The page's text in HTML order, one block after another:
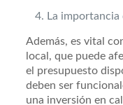
La importancia
Además, es vital
local, que puede
el presupuesto
deben ser
una inversión en